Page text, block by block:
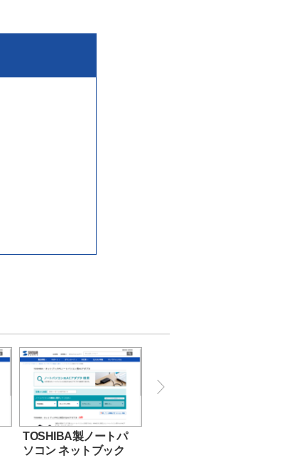
TOSHIBA製ノートパ
ソコン ネットブック